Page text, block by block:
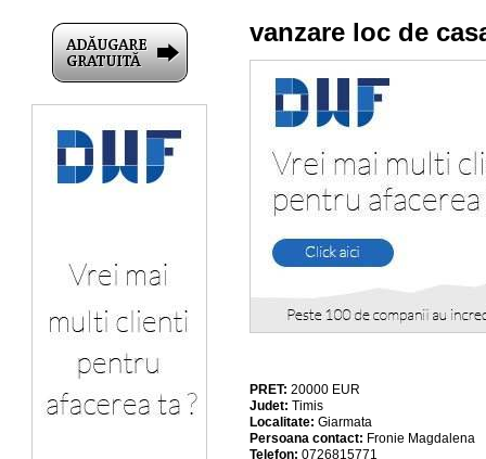
vanzare loc de
PRET: 20000 EUR
Judet: Timis
Localitate: Giarmata
Persoana contact: Fronie Magdalena
Telefon: 0726815771